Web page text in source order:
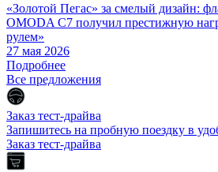
«Золотой Пегас» за смелый дизайн:
OMODA C7 получил престижную
рулем»
27 мая 2026
Подробнее
Все предложения
Заказ тест-драйва
Запишитесь на пробную поездку в
Заказ тест-драйва